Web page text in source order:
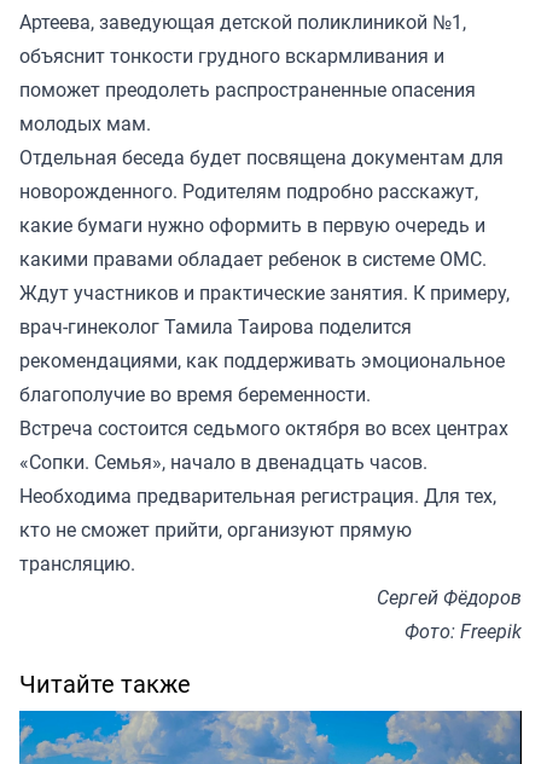
Артеева, заведующая детской поликлиникой №1,
объяснит тонкости грудного вскармливания и
поможет преодолеть распространенные опасения
молодых мам.
Отдельная беседа будет посвящена документам для
новорожденного. Родителям подробно расскажут,
какие бумаги нужно оформить в первую очередь и
какими правами обладает ребенок в системе ОМС.
Ждут участников и практические занятия. К примеру,
врач-гинеколог Тамила Таирова поделится
рекомендациями, как поддерживать эмоциональное
благополучие во время беременности.
Встреча состоится седьмого октября во всех центрах
«Сопки. Семья», начало в двенадцать часов.
Необходима предварительная регистрация. Для тех,
кто не сможет прийти, организуют прямую
трансляцию.
Сергей Фёдоров
Фото: Freepik
Читайте также